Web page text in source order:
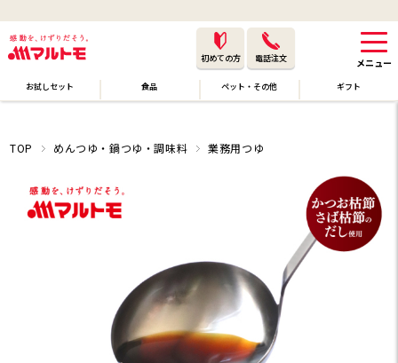
初めての方 電話注文
お試しセット 食品 ペット・その他 ギフト
TOP めんつゆ・鍋つゆ・調味料 業務用つゆ